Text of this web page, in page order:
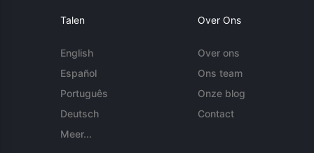
Talen
English
Español
Português
Deutsch
Meer...
Over Ons
Over ons
Ons team
Onze blog
Contact